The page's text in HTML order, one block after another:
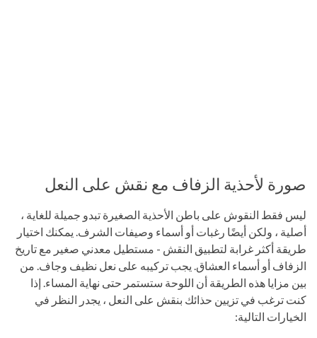
صورة لأحذية الزفاف مع نقش على النعل
ليس فقط النقوش على باطن الأحذية الصغيرة تبدو جميلة للغاية ،
أصلية ، ولكن أيضًا رغبات أو أسماء وصيفات الشرف. يمكنك اختيار
طريقة أكثر غرابة لتطبيق النقش - مستطيل معدني صغير مع تاريخ
الزفاف أو أسماء العشاق. يجب تركيبه على نعل نظيف وجاف. من
بين مزايا هذه الطريقة أن اللوحة ستستمر حتى نهاية المساء. إذا
كنت ترغب في تزيين حذائك بنقش على النعل ، يجدر النظر في
الخيارات التالية: